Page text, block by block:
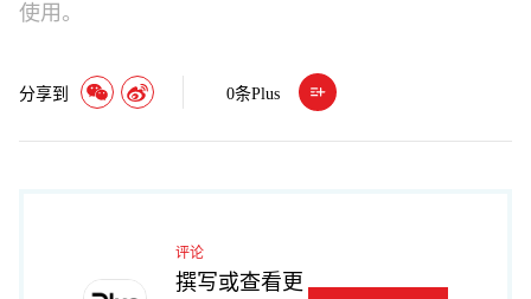
使用。
分享到 0条Plus
评论
撰写或查看更